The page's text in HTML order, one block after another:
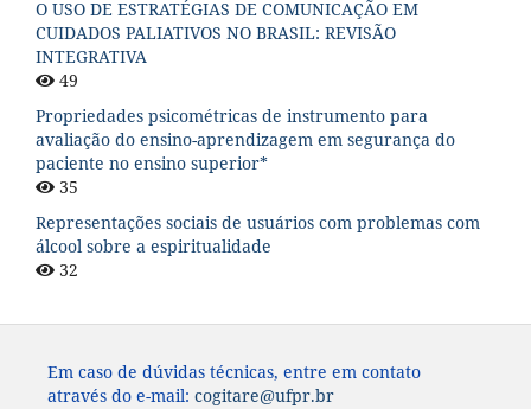
O USO DE ESTRATÉGIAS DE COMUNICAÇÃO EM
CUIDADOS PALIATIVOS NO BRASIL: REVISÃO
INTEGRATIVA
49
Propriedades psicométricas de instrumento para
avaliação do ensino-aprendizagem em segurança do
paciente no ensino superior*
35
Representações sociais de usuários com problemas com
álcool sobre a espiritualidade
32
Em caso de dúvidas técnicas, entre em contato
através do e-mail: cogitare@ufpr.br